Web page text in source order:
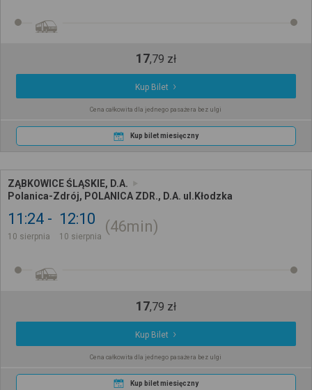
17,79 zł
Kup Bilet
Cena całkowita dla jednego pasażera bez ulgi
Kup bilet miesięczny
ZĄBKOWICE ŚLĄSKIE, D.A.
Polanica-Zdrój, POLANICA ZDR., D.A. ul.Kłodzka
11:24
10 sierpnia
12:10
10 sierpnia
46min
17,79 zł
Kup Bilet
Cena całkowita dla jednego pasażera bez ulgi
Kup bilet miesięczny